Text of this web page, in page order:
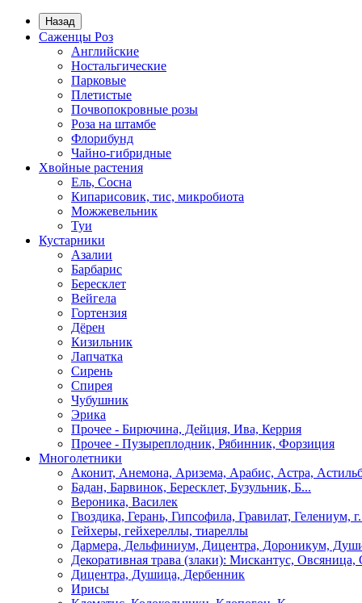
Назад
Саженцы Роз
Английские
Ностальгические
Парковые
Плетистые
Почвопокровные розы
Роза на штамбе
Флорибунд
Чайно-гибридные
Хвойные растения
Ель, Сосна
Кипарисовик, тис, микробиота
Можжевельник
Туи
Кустарники
Азалии
Барбарис
Бересклет
Вейгела
Гортензия
Дёрен
Кизильник
Лапчатка
Сирень
Спирея
Чубушник
Эрика
Прочее - Бирючина, Дейция, Ива, Керрия
Прочее - Пузыреплодник, Рябинник, Форзиция
Многолетники
Аконит, Анемона, Аризема, Арабис, Астра,
Бадан, Барвинок, Бересклет, Бузульник, Б...
Вероника, Василек
Гвоздика, Герань, Гипсофила, Гравилат, Гелениум,
Гейхеры, гейхереллы, тиареллы
Дармера, Дельфиниум, Дицентра, Дороникум,
Декоративная трава (злаки): Мискантус, Овсяница,
Дицентра, Душица, Дербенник
Ирисы